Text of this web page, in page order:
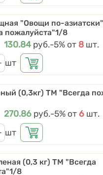
"Овощи по-
пожалуйста"1/8
Цена
130.84 руб.Скидки от
-5% от 8 шт.
шт
(0,3кг) ТМ "Всегда
Цена
270.86 руб.Скидки от
-5%от 6 шт.
шт
(0,3 кг) ТМ "Всегда
8